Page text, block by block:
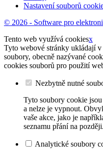
Nastavení souborů
© 2026 - Software pro
Tento web využívá cookiesx
Tyto webové stránky ukládají v
soubory, obecně nazývané
cookies souborů pro použití
Nezbytně nutné
Tyto soubory cookie
a nelze je vypnout.
vaše akce, jako je
seznamu přání na později.
Analytické soubory